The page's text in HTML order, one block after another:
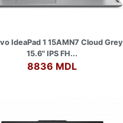
IdeaPad 1 15AMN7 Cloud Grey
15.6" IPS FH...
8836 MDL